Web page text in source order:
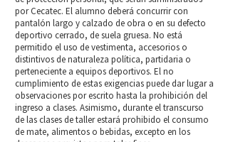
por Cecatec. El alumno deberá concurrir con
pantalón largo y calzado de obra o en su defecto
deportivo cerrado, de suela gruesa. No está
permitido el uso de vestimenta, accesorios o
distintivos de naturaleza política, partidaria o
perteneciente a equipos deportivos. El no
cumplimiento de estas exigencias puede dar lugar a
observaciones por escrito hasta la prohibición del
ingreso a clases. Asimismo, durante el transcurso
de las clases de taller estará prohibido el consumo
de mate, alimentos o bebidas, excepto en los